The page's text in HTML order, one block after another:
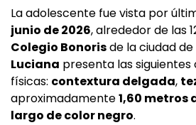
La adolescente fue vista por
junio de 2026, alrededor de las
Colegio Bonorisde la ciudad de
Luciana presenta las
físicas: contextura delgada,
aproximadamente1,60 metros
largo de color negro.